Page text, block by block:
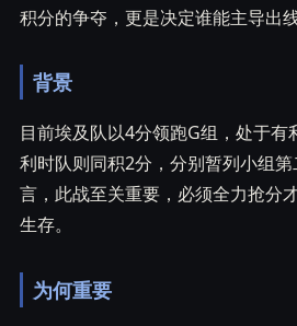
积分的争夺，更是决定谁能主导出
背景
目前埃及队以4分领跑G组，处于有
利时队则同积2分，分别暂列小组
言，此战至关重要，必须全力抢分
生存。
为何重要